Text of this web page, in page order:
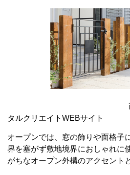
画像引用：
タルクリエイトWEBサイト
オープンでは、窓の飾りや面格子
界を塞がず敷地境界におしゃれに
がちなオープン外構のアクセント